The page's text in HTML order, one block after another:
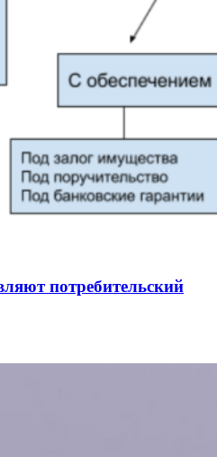
потребительский